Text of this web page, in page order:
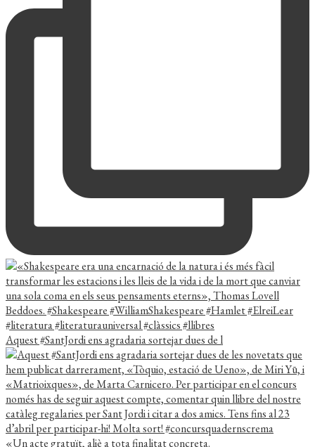
Aquest #SantJordi ens agradaria sortejar dues de l
«Un acte gratuït, aliè a tota finalitat concreta.